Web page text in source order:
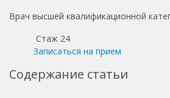
Врач высшей квалификационной
Стаж 24
Записаться на прием
Содержание статьи